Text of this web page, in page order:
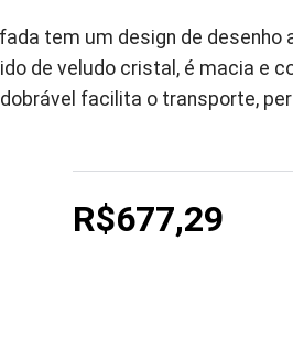
tem um design de desenho
de veludo cristal, é macia e
facilita o transporte,
R$677,29